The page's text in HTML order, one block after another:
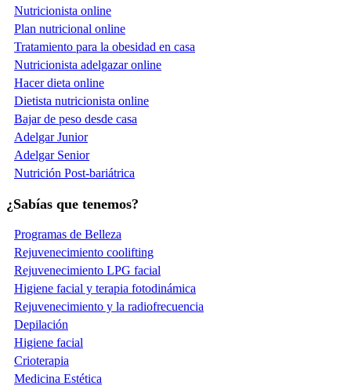
Nutricionista online
Plan nutricional online
Tratamiento para la obesidad en casa
Nutricionista adelgazar online
Hacer dieta online
Dietista nutricionista online
Bajar de peso desde casa
Adelgar Junior
Adelgar Senior
Nutrición Post-bariátrica
¿Sabías que tenemos?
Programas de Belleza
Rejuvenecimiento coolifting
Rejuvenecimiento LPG facial
Higiene facial y terapia fotodinámica
Rejuvenecimiento y la radiofrecuencia
Depilación
Higiene facial
Crioterapia
Medicina Estética